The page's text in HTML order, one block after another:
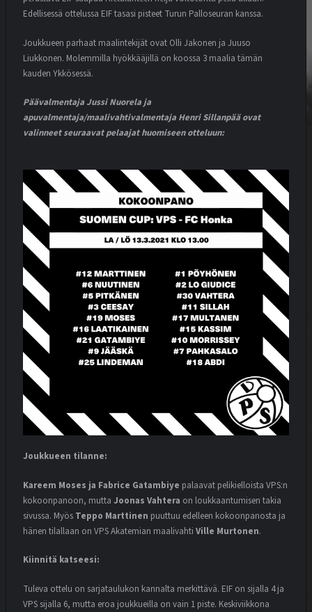
Edellisessä ottelussa EIF tasasi pisteet Turun Palloseuran kanssa.
Joukkueen parhaat maalintekijät ovat Olli Jakonen ja Juuso
Liukkonen. Molemmilla hyökkääjillä on koossa 3 maalia tämän
kauden Ykkösessä.
Päävalmentaja Jussi Nuorela ja
apuvalmentaja/maalivahtivalmentaja Henri Sillanpää ovat
valinneet seuraavat pelaajat huomiseen otteluun:
Joukkueen tilanne:
Kareem Moses ja Fabrice Gatambiye palaavat pelikielloista VPS:n
kokoonpanoon, mutta Joonas Vahtera on loukkaantumisen takia
sivussa. Myös Teppo Marttinen puuttuu edelleen kokoonpanosta ja
hänen tilallaan on VPS Akatemian maalivahti Ville Murtonen.
Kiinnitä katseesi:
Tuleva ottelu on sarjataulukon kannalta merkittävä. EIF on sijalla 4 ja
VPS sijalla 6, mutta eroa joukkueilla on vain 1 piste. Keskiviikkona